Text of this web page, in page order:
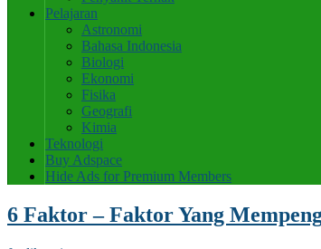
Pelajaran
Astronomi
Bahasa Indonesia
Biologi
Ekonomi
Fisika
Geografi
Kimia
Teknologi
Buy Adspace
Hide Ads for Premium Members
6 Faktor – Faktor Yang